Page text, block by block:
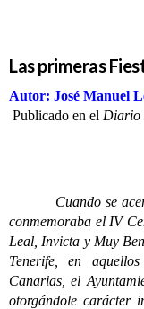
Las primeras
Autor: José Manuel
Publicado en el Diario
Cuando se
conmemoraba el IV
Leal, Invicta y Muy
Tenerife, en
Canarias, el
otorgándole carácter